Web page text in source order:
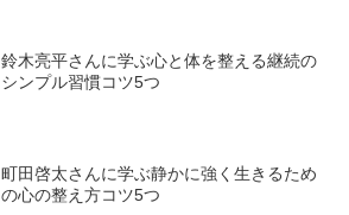
鈴木亮平さんに学ぶ心と体を整える継続の
シンプル習慣コツ5つ
町田啓太さんに学ぶ静かに強く生きるため
の心の整え方コツ5つ